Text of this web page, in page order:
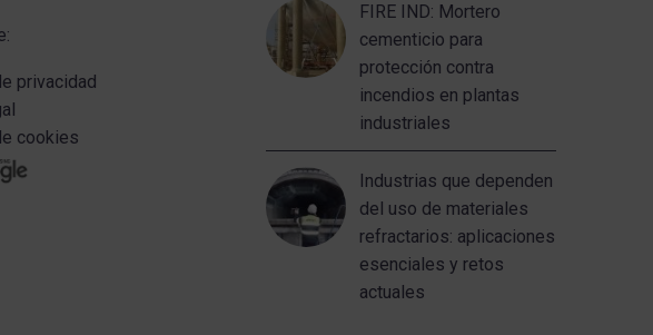
privacidad
cookies
FIRE IND: Mortero
cementicio para
protección contra
incendios en plantas
industriales
Industrias que dependen
del uso de materiales
refractarios: aplicaciones
esenciales y retos
actuales